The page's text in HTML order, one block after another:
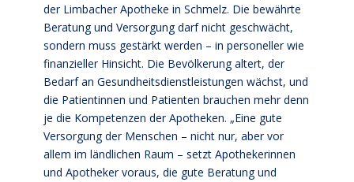
der Limbacher Apotheke in Schmelz. Die bewährte
Beratung und Versorgung darf nicht geschwächt,
sondern muss gestärkt werden – in personeller wie
finanzieller Hinsicht. Die Bevölkerung altert, der
Bedarf an Gesundheitsdienstleistungen wächst, und
die Patientinnen und Patienten brauchen mehr denn
je die Kompetenzen der Apotheken. „Eine gute
Versorgung der Menschen – nicht nur, aber vor
allem im ländlichen Raum – setzt Apothekerinnen
und Apotheker voraus, die gute Beratung und